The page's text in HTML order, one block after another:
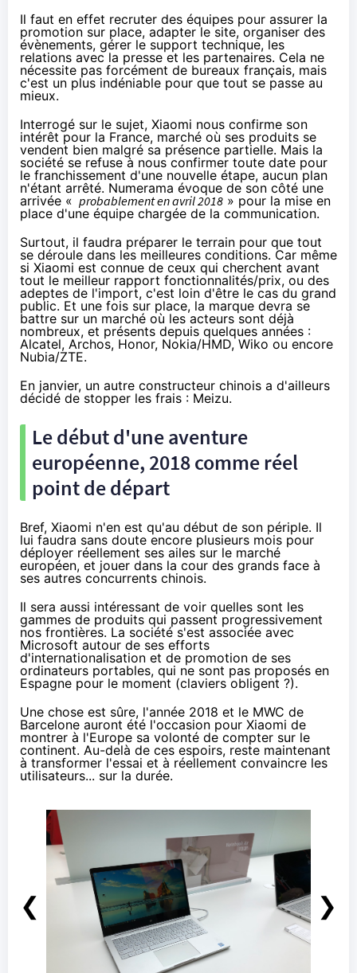
Il faut en effet recruter des équipes pour assurer la
promotion sur place, adapter le site, organiser des
évènements, gérer le support technique, les
relations avec la presse et les partenaires. Cela ne
nécessite pas forcément de bureaux français, mais
c'est un plus indéniable pour que tout se passe au
mieux.
Interrogé sur le sujet, Xiaomi nous confirme son
intérêt pour la France, marché où ses produits se
vendent bien malgré sa présence partielle. Mais la
société se refuse à nous confirmer toute date pour
le franchissement d'une nouvelle étape, aucun plan
n'étant arrêté. Numerama évoque de son côté une
arrivée « probablement en avril 2018 » pour la mise en
place d'une équipe chargée de la communication.
Surtout, il faudra préparer le terrain pour que tout
se déroule dans les meilleures conditions. Car même
si Xiaomi est connue de ceux qui cherchent avant
tout le meilleur rapport fonctionnalités/prix, ou des
adeptes de l'import, c'est loin d'être le cas du grand
public. Et une fois sur place, la marque devra se
battre sur un marché où les acteurs sont déjà
nombreux, et présents depuis quelques années :
Alcatel, Archos, Honor, Nokia/HMD, Wiko ou encore
Nubia/ZTE.
En janvier, un autre constructeur chinois a d'ailleurs
décidé de stopper les frais : Meizu.
Le début d'une aventure
européenne, 2018 comme réel
point de départ
Bref, Xiaomi n'en est qu'au début de son périple. Il
lui faudra sans doute encore plusieurs mois pour
déployer réellement ses ailes sur le marché
européen, et jouer dans la cour des grands face à
ses autres concurrents chinois.
Il sera aussi intéressant de voir quelles sont les
gammes de produits qui passent progressivement
nos frontières. La société s'est associée avec
Microsoft autour de ses efforts
d'internationalisation et de promotion de ses
ordinateurs portables, qui ne sont pas proposés en
Espagne pour le moment (claviers obligent ?).
Une chose est sûre, l'année 2018 et le MWC de
Barcelone auront été l'occasion pour Xiaomi de
montrer à l'Europe sa volonté de compter sur le
continent. Au-delà de ces espoirs, reste maintenant
à transformer l'essai et à réellement convaincre les
utilisateurs... sur la durée.
❮ ❯